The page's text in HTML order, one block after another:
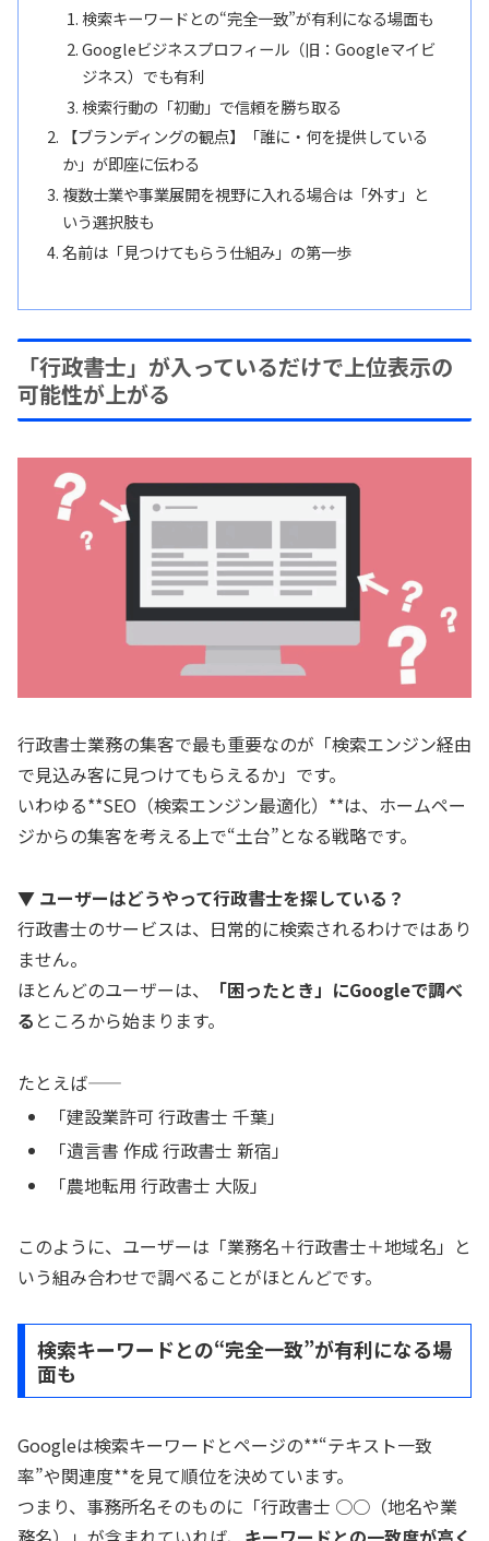
検索キーワードとの“完全一致”が有利になる場面も
Googleビジネスプロフィール（旧：Googleマイビ
ジネス）でも有利
検索行動の「初動」で信頼を勝ち取る
【ブランディングの観点】「誰に・何を提供している
か」が即座に伝わる
複数士業や事業展開を視野に入れる場合は「外す」と
いう選択肢も
名前は「見つけてもらう仕組み」の第一歩
「行政書士」が入っているだけで上位表示の
可能性が上がる
行政書士業務の集客で最も重要なのが「検索エンジン経由
で見込み客に見つけてもらえるか」です。
いわゆる**SEO（検索エンジン最適化）**は、ホームペー
ジからの集客を考える上で“土台”となる戦略です。
▼ ユーザーはどうやって行政書士を探している？
行政書士のサービスは、日常的に検索されるわけではあり
ません。
ほとんどのユーザーは、
「困ったとき」にGoogleで調べ
る ところから始まります。
たとえば――
「建設業許可 行政書士 千葉」
「遺言書 作成 行政書士 新宿」
「農地転用 行政書士 大阪」
このように、ユーザーは「業務名＋行政書士＋地域名」と
いう組み合わせで調べることがほとんどです。
検索キーワードとの“完全一致”が有利になる場
面も
Googleは検索キーワードとページの**“テキスト一致
率”や関連度**を見て順位を決めています。
つまり、事務所名そのものに「行政書士 ○○（地名や業